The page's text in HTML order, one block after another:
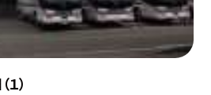
）